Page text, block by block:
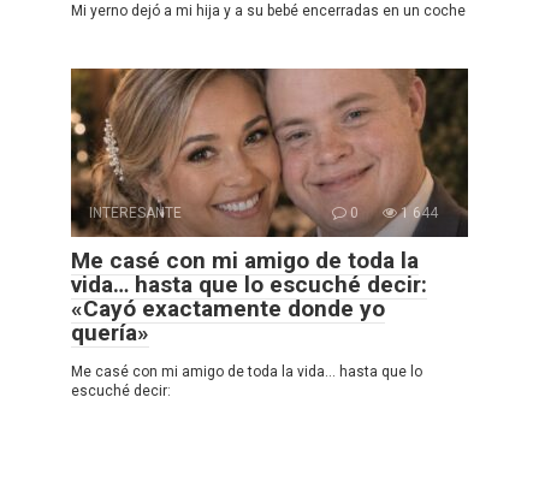
Mi yerno dejó a mi hija y a su bebé encerradas en un coche
INTERESANTE 0 1 644
Me casé con mi amigo de toda la
vida… hasta que lo escuché decir:
«Cayó exactamente donde yo
quería»
Me casé con mi amigo de toda la vida… hasta que lo
escuché decir: